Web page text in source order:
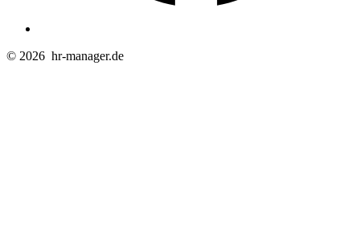
© 2026 hr-manager.de